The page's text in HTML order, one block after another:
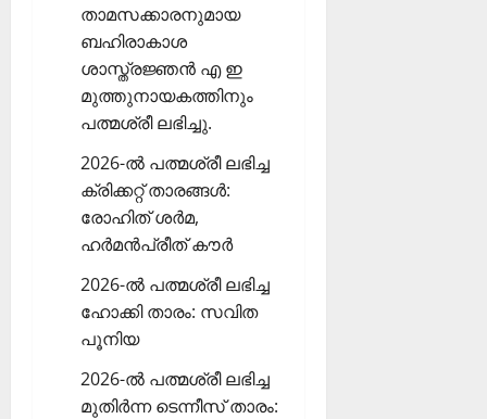
താമസക്കാരനുമായ
ബഹിരാകാശ
ശാസ്ത്രജ്ഞന്‍ എ ഇ
മുത്തുനായകത്തിനും
പത്മശ്രീ ലഭിച്ചു.
2026-ല്‍ പത്മശ്രീ ലഭിച്ച
ക്രിക്കറ്റ് താരങ്ങള്‍:
രോഹിത് ശര്‍മ,
ഹര്‍മന്‍പ്രീത് കൗര്‍
2026-ല്‍ പത്മശ്രീ ലഭിച്ച
ഹോക്കി താരം: സവിത
പൂനിയ
2026-ല്‍ പത്മശ്രീ ലഭിച്ച
മുതിര്‍ന്ന ടെന്നീസ് താരം: